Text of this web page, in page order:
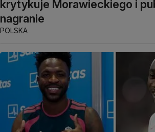
krytykuje Morawieckiego i
nagranie
POLSKA